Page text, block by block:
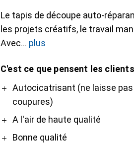
Le tapis de découpe auto-
les projets créatifs, le travail
Avec
plus
C'est ce que pensent les clients
ProAutocicatrisant (ne laisse pas
coupures)
A l'air de haute qualité
Bonne qualité
Contre